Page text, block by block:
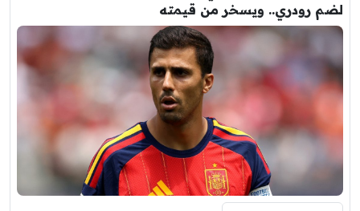
لضم رودري.. ويسخر من قيمته